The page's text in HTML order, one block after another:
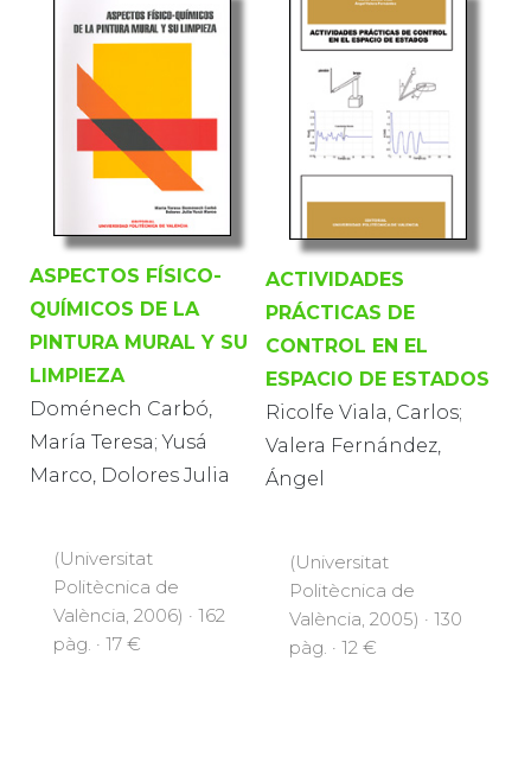
ASPECTOS FÍSICO-
QUÍMICOS DE LA
PINTURA MURAL Y SU
LIMPIEZA
Doménech Carbó,
María Teresa; Yusá
Marco, Dolores Julia
(Universitat
Politècnica de
València, 2006) · 162
pàg. · 17 €
ACTIVIDADES
PRÁCTICAS DE
CONTROL EN EL
ESPACIO DE ESTADOS
Ricolfe Viala, Carlos;
Valera Fernández,
Ángel
(Universitat
Politècnica de
València, 2005) · 130
pàg. · 12 €